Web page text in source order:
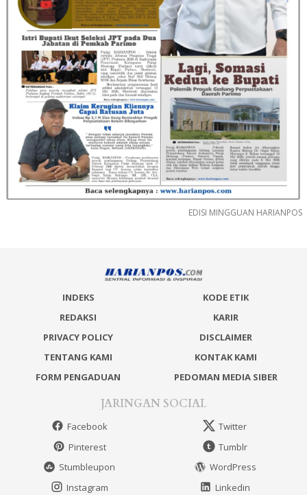
EDISI MINGGUAN HARIANPOS
INDEKS
KODE ETIK
REDAKSI
KARIR
PRIVACY POLICY
DISCLAIMER
TENTANG KAMI
KONTAK KAMI
FORM PENGADUAN
PEDOMAN MEDIA SIBER
JARINGAN SOCIAL
Facebook
Twitter
Pinterest
Tumblr
Stumbleupon
WordPress
Instagram
Linkedin